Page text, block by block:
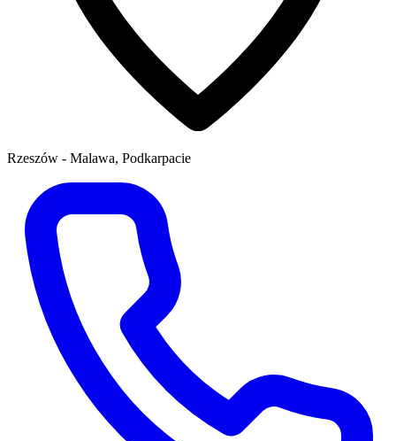
Rzeszów - Malawa, Podkarpacie